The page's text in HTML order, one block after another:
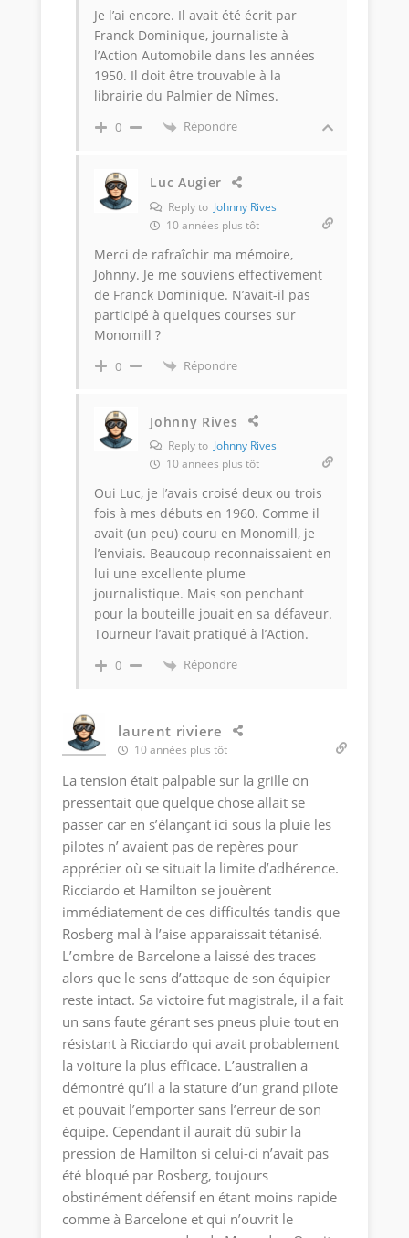
Je l’ai encore. Il avait été écrit par
Franck Dominique, journaliste à
l’Action Automobile dans les années
1950. Il doit être trouvable à la
librairie du Palmier de Nîmes.
0 Répondre
Luc Augier
Reply to Johnny Rives
10 années plus tôt
Merci de rafraîchir ma mémoire,
Johnny. Je me souviens effectivement
de Franck Dominique. N’avait-il pas
participé à quelques courses sur
Monomill ?
0 Répondre
Johnny Rives
Reply to Johnny Rives
10 années plus tôt
Oui Luc, je l’avais croisé deux ou trois
fois à mes débuts en 1960. Comme il
avait (un peu) couru en Monomill, je
l’enviais. Beaucoup reconnaissaient en
lui une excellente plume
journalistique. Mais son penchant
pour la bouteille jouait en sa défaveur.
Tourneur l’avait pratiqué à l’Action.
0 Répondre
laurent riviere
10 années plus tôt
La tension était palpable sur la grille on
pressentait que quelque chose allait se
passer car en s’élançant ici sous la pluie les
pilotes n’ avaient pas de repères pour
apprécier où se situait la limite d’adhérence.
Ricciardo et Hamilton se jouèrent
immédiatement de ces difficultés tandis que
Rosberg mal à l’aise apparaissait tétanisé.
L’ombre de Barcelone a laissé des traces
alors que le sens d’attaque de son équipier
reste intact. Sa victoire fut magistrale, il a fait
un sans faute gérant ses pneus pluie tout en
résistant à Ricciardo qui avait probablement
la voiture la plus efficace. L’australien a
démontré qu’il a la stature d’un grand pilote
et pouvait l’emporter sans l’erreur de son
équipe. Cependant il aurait dû subir la
pression de Hamilton si celui-ci n’avait pas
été bloqué par Rosberg, toujours
obstinément défensif en étant moins rapide
comme à Barcelone et qui n’ouvrit le